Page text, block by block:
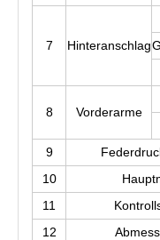
7 Hinteranschlag
8 Vorderarme
9
10
11
12